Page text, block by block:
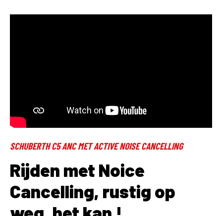
SCHUBERTH C5 ANC MET ACTIVE NOISE CANCELLING
Rijden met Noice
Cancelling, rustig op